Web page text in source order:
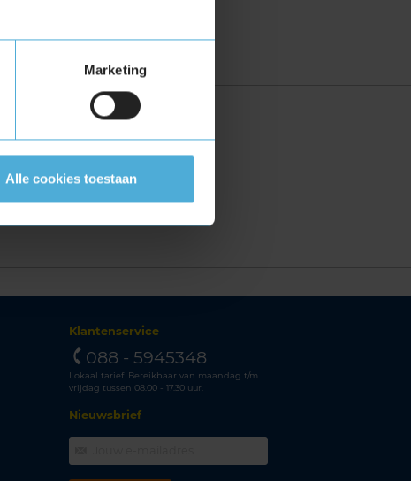
Marketing
Alle cookies toestaan
ADVIES
Klantenservice
088 - 5945348
Lokaal tarief. Bereikbaar van maandag t/m
vrijdag tussen 08.00 - 17.30 uur.
Nieuwsbrief